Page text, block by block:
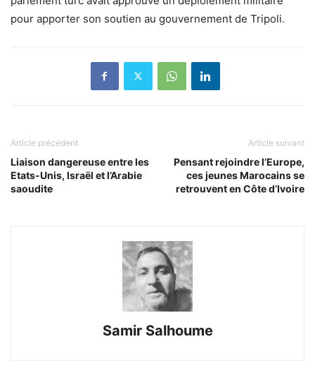
pour apporter son soutien au gouvernement de Tripoli.
Article précédent
Liaison dangereuse entre les
Etats-Unis, Israël et l’Arabie
saoudite
Article suivant
Pensant rejoindre l’Europe,
ces jeunes Marocains se
retrouvent en Côte d’Ivoire
Samir Salhoume